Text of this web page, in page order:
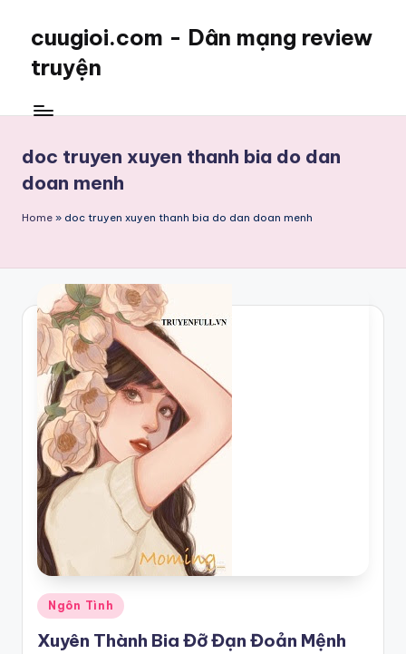
cuugioi.com - Dân mạng review
truyện
doc truyen xuyen thanh bia do dan
doan menh
Home » doc truyen xuyen thanh bia do dan doan menh
Posted
in
Ngôn Tình
Xuyên Thành Bia Đỡ Đạn Đoản Mệnh